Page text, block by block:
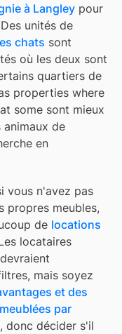
à Langley pour
unités de
chats sont
où les deux sont
quartiers de
properties where
some sont mieux
animaux de
en
vous n'avez pas
propres meubles,
de locations
locataires
mais soyez
et des
par
, donc décider s'il